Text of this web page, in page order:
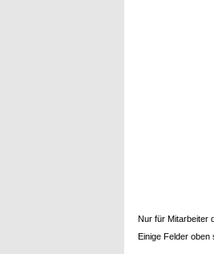
Nur für Mitarbeiter
Einige Felder